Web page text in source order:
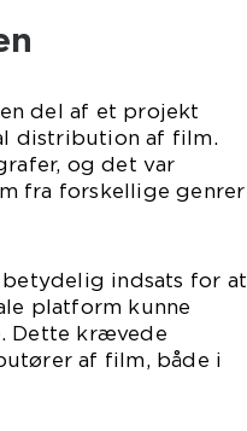
del af et projekt
distribution af film.
og det var
fra forskellige genrer
indsats for at
platform kunne
Dette krævede
af film, både i